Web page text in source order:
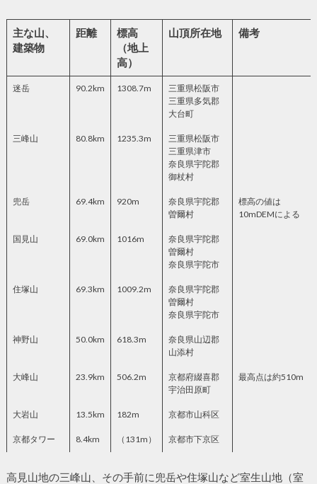
主な山、
建築物
距離
標高
（地上
高）
山頂所在地 備考
迷岳 90.2km 1308.7m
三重県松阪市
三重県多気郡
大台町
三峰山 80.8km 1235.3m
三重県松阪市
三重県津市
奈良県宇陀郡
御杖村
兜岳 69.4km 920m
奈良県宇陀郡
曽爾村
標高の値は
10mDEMによる
国見山 69.0km 1016m
奈良県宇陀郡
曽爾村
奈良県宇陀市
住塚山 69.3km 1009.2m
奈良県宇陀郡
曽爾村
奈良県宇陀市
神野山 50.0km 618.3m
奈良県山辺郡
山添村
大峰山 23.9km 506.2m
京都府綴喜郡
宇治田原町
最高点は約510m
大岩山 13.5km 182m 京都市山科区
京都タワー 8.4km （131m） 京都市下京区
高見山地の三峰山、その手前に兜岳や住塚山など室生山地（室